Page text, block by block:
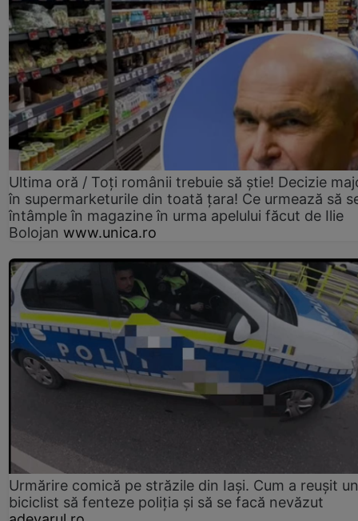
Ultima oră / Toți românii trebuie să știe! Decizie
în supermarketurile din toată țara! Ce urmează să
întâmple în magazine în urma apelului făcut de Ilie
Bolojan www.unica.ro
Urmărire comică pe străzile din Iași. Cum a reușit un
biciclist să fenteze poliția și să se facă nevăzut